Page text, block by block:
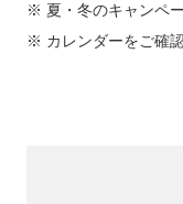
夏・冬のキャンペ
カレンダーをご確